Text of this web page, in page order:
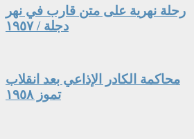
رحلة نهرية على متن قارب في نهر
دجلة / ١٩٥٧
محاكمة الكادر الإذاعي بعد انقلاب
تموز ١٩٥٨